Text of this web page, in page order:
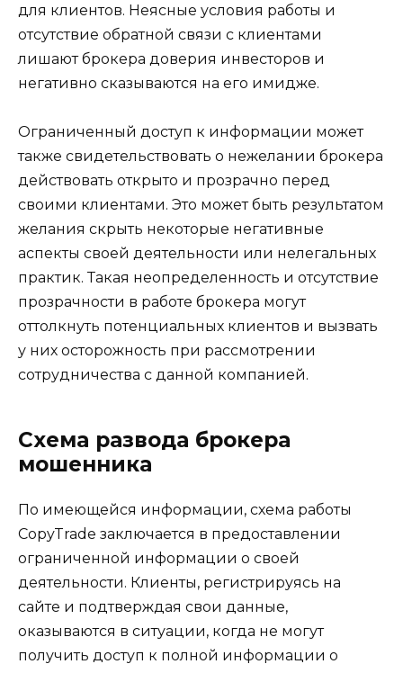
для клиентов. Неясные условия работы и
отсутствие обратной связи с клиентами
лишают брокера доверия инвесторов и
негативно сказываются на его имидже.
Ограниченный доступ к информации может
также свидетельствовать о нежелании брокера
действовать открыто и прозрачно перед
своими клиентами. Это может быть результатом
желания скрыть некоторые негативные
аспекты своей деятельности или нелегальных
практик. Такая неопределенность и отсутствие
прозрачности в работе брокера могут
оттолкнуть потенциальных клиентов и вызвать
у них осторожность при рассмотрении
сотрудничества с данной компанией.
Схема развода брокера
мошенника
По имеющейся информации, схема работы
CopyTrade заключается в предоставлении
ограниченной информации о своей
деятельности. Клиенты, регистрируясь на
сайте и подтверждая свои данные,
оказываются в ситуации, когда не могут
получить доступ к полной информации о